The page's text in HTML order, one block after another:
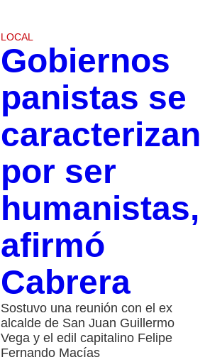
LOCAL
Gobiernos
panistas se
caracterizan
por ser
humanistas,
afirmó
Cabrera
Sostuvo una reunión con el ex
alcalde de San Juan Guillermo
Vega y el edil capitalino Felipe
Fernando Macías